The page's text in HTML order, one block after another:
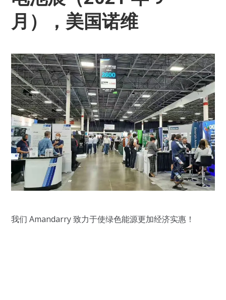
月），美国诺维
我们 Amandarry 致力于使绿色能源更加经济实惠！